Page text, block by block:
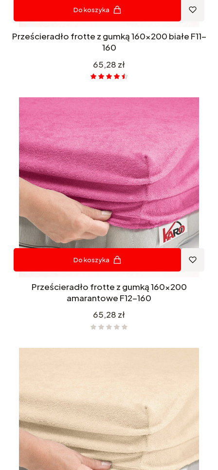
Do koszyka
Prześcieradło frotte z gumką 160x200 białe F11-
160
Cena
65,28 zł
Do koszyka
Prześcieradło frotte z gumką 160x200
amarantowe F12-160
Cena
65,28 zł